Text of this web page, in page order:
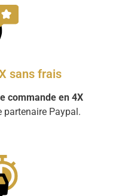
sans frais
commande en 4X
partenaire Paypal.